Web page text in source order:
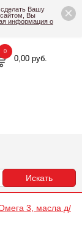
×
Вашу
Вы
информация о
0,00 руб.
0
3, масла д/